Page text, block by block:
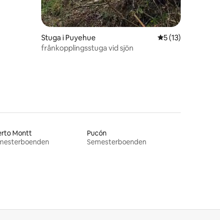
Stuga i Puyehue 5 av 5 i
5 (13)
frånkopplingsstuga vid sjön
Montt
Pucón
Semesterboenden